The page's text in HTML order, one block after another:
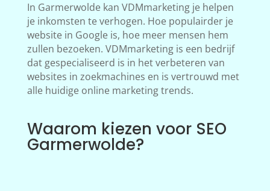
In Garmerwolde kan VDMmarketing je helpen
je inkomsten te verhogen. Hoe populairder je
website in Google is, hoe meer mensen hem
zullen bezoeken. VDMmarketing is een bedrijf
dat gespecialiseerd is in het verbeteren van
websites in zoekmachines en is vertrouwd met
alle huidige online marketing trends.
Waarom kiezen voor SEO
Garmerwolde?